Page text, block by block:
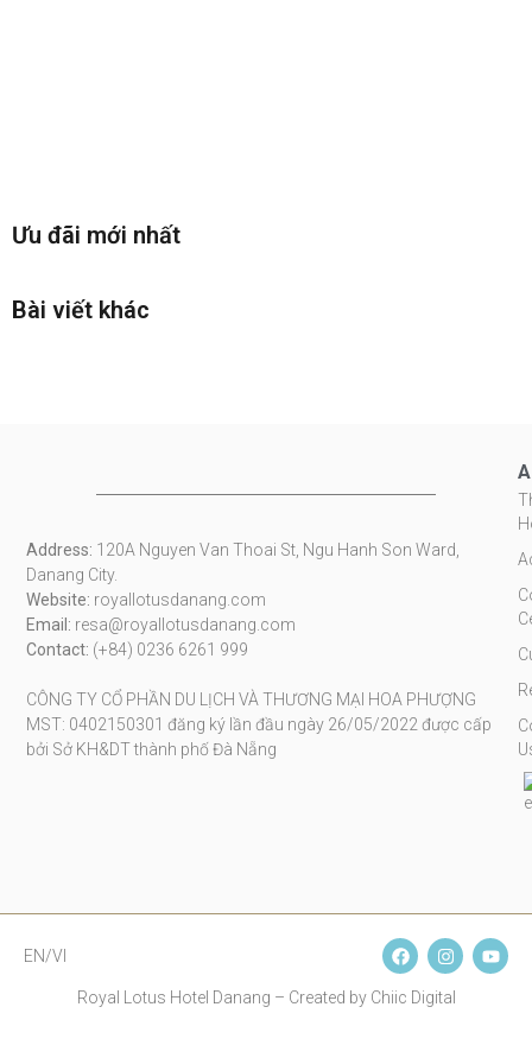
Ưu đãi mới nhất
Bài viết khác
Address: 120A Nguyen Van Thoai St, Ngu Hanh Son Ward,
Danang City.
Website: royallotusdanang.com
Email: resa@royallotusdanang.com
Contact: (+84) 0236 6261 999
CÔNG TY CỔ PHẦN DU LỊCH VÀ THƯƠNG MẠI HOA PHƯỢNG
MST: 0402150301 đăng ký lần đầu ngày 26/05/2022 được cấp
bởi Sở KH&DT thành phố Đà Nẵng
EN/VI
Royal Lotus Hotel Danang – Created by Chiic Digital